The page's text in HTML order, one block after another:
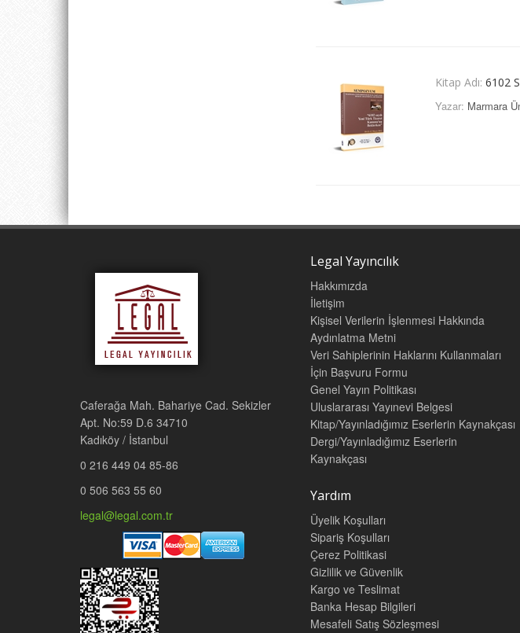
Kitap Adı:6102
Yazar: Marmara
Caferağa Mah. Bahariye Cad. Sekizler
Apt. No:59 D.6 34710
Kadıköy / İstanbul
0 216 449 04 85-86
0 506 563 55 60
legal@legal.com.tr
Legal Yayıncılık
Hakkımızda
İletişim
Kişisel Verilerin İşlenmesi Hakkında
Aydınlatma Metni
Veri Sahiplerinin Haklarını Kullanmaları
İçin Başvuru Formu
Genel Yayın Politikası
Uluslararası Yayınevi Belgesi
Kitap/Yayınladığımız Eserlerin Kaynakçası
Dergi/Yayınladığımız Eserlerin
Kaynakçası
Yardım
Üyelik Koşulları
Sipariş Koşulları
Çerez Politikasi
Gizlilik ve Güvenlik
Kargo ve Teslimat
Banka Hesap Bilgileri
Mesafeli Satış Sözleşmesi